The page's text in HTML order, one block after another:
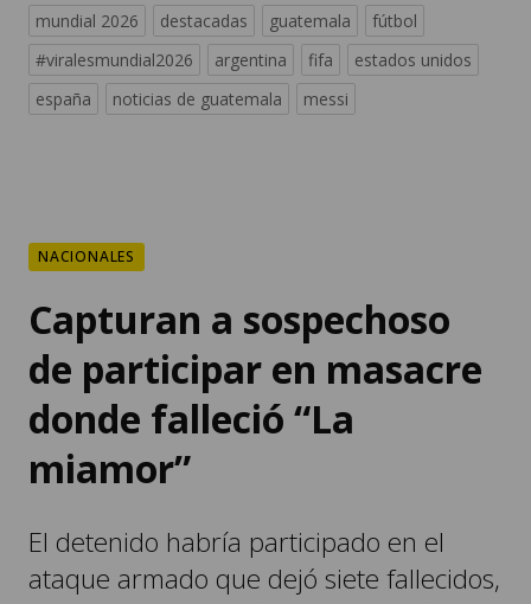
mundial 2026 destacadas guatemala
fútbol
#viralesmundial2026
argentina fifa
estados unidos
españa
noticias de guatemala messi
NACIONALES
Capturan a sospechoso
de participar en masacre
donde falleció “La
miamor”
El detenido habría participado en el
ataque armado que dejó siete fallecidos,